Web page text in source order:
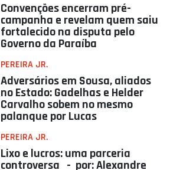
Convenções encerram pré-
campanha e revelam quem saiu
fortalecido na disputa pelo
Governo da Paraíba
PEREIRA JR.
Adversários em Sousa, aliados
no Estado: Gadelhas e Helder
Carvalho sobem no mesmo
palanque por Lucas
PEREIRA JR.
Lixo e lucros: uma parceria
controversa - por: Alexandre